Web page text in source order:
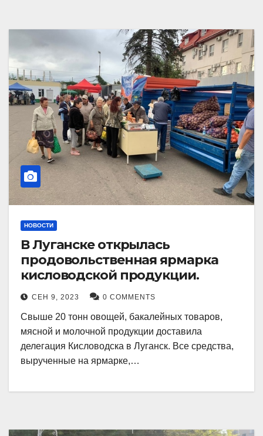
НОВОСТИ
В Луганске открылась
продовольственная ярмарка
кисловодской продукции.
СЕН 9, 2023 0 COMMENTS
Свыше 20 тонн овощей, бакалейных товаров,
мясной и молочной продукции доставила
делегация Кисловодска в Луганск. Все средства,
вырученные на ярмарке,…